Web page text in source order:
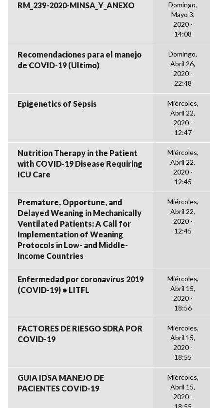
RM_239-2020-MINSA_Y_ANEXO
Domingo,
Mayo 3,
2020 -
14:08
Recomendaciones para el manejo
de COVID-19 (Ultimo)
Domingo,
Abril 26,
2020 -
22:48
Epigenetics of Sepsis
Miércoles,
Abril 22,
2020 -
12:47
Nutrition Therapy in the Patient
with COVID-19 Disease Requiring
ICU Care
Miércoles,
Abril 22,
2020 -
12:45
Premature, Opportune, and
Delayed Weaning in Mechanically
Ventilated Patients: A Call for
Implementation of Weaning
Protocols in Low- and Middle-
Income Countries
Miércoles,
Abril 22,
2020 -
12:45
Enfermedad por coronavirus 2019
(COVID-19) • LITFL
Miércoles,
Abril 15,
2020 -
18:56
FACTORES DE RIESGO SDRA POR
COVID-19
Miércoles,
Abril 15,
2020 -
18:55
GUIA IDSA MANEJO DE
PACIENTES COVID-19
Miércoles,
Abril 15,
2020 -
18:55